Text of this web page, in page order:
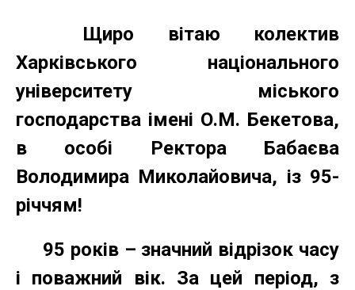
Щиро вітаю колектив
Харківського національного
університету міського
господарства імені О.М. Бекетова,
в особі Ректора Бабаєва
Володимира Миколайовича, із 95-
річчям!
95 років – значний відрізок часу
і поважний вік. За цей період, з